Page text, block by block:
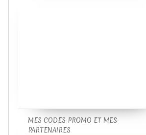
MES CODES PROMO ET MES
PARTENAIRES